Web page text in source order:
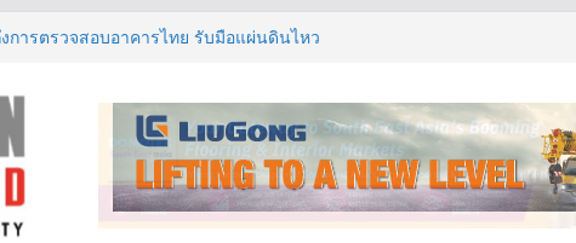
รรมโครงสร้างเสนอแผนปฏิรูปมาตรฐาน
แนวคิด “More of What You Love”
แนวคิด “Empowering Net Zero in
ขับเคลื่อนอุตสาหกรรมก่อสร้างและ
บอนต่ำอย่างยั่งยืน
วสู่ปีที่ 40 ยึดลูกค้าเป็นศูนย์กลาง เดินหน้า
ยั่งยืน